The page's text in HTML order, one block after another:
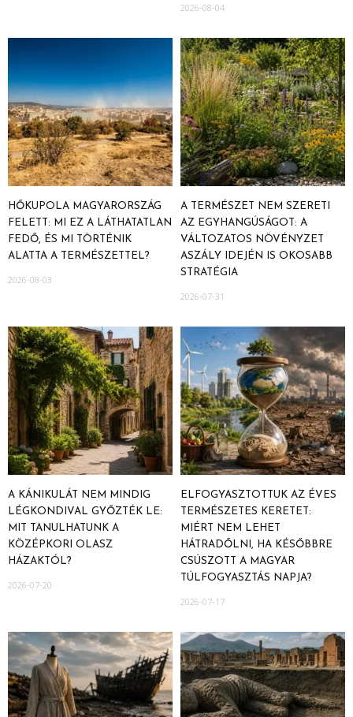
2026-08-04
HŐKUPOLA MAGYARORSZÁG
FELETT: MI EZ A LÁTHATATLAN
FEDŐ, ÉS MI TÖRTÉNIK
ALATTA A TERMÉSZETTEL?
2026-08-03
A TERMÉSZET NEM SZERETI
AZ EGYHANGÚSÁGOT: A
VÁLTOZATOS NÖVÉNYZET
ASZÁLY IDEJÉN IS OKOSABB
STRATÉGIA
2026-07-31
A KÁNIKULÁT NEM MINDIG
LÉGKONDIVAL GYŐZTÉK LE:
MIT TANULHATUNK A
KÖZÉPKORI OLASZ
HÁZAKTÓL?
2026-07-20
ELFOGYASZTOTTUK AZ ÉVES
TERMÉSZETES KERETET:
MIÉRT NEM LEHET
HÁTRADŐLNI, HA KÉSŐBBRE
CSÚSZOTT A MAGYAR
TÚLFOGYASZTÁS NAPJA?
2026-07-17